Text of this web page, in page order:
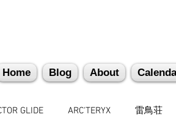
Home Blog About
GLIDE ARC'TERYX 雷鳥荘